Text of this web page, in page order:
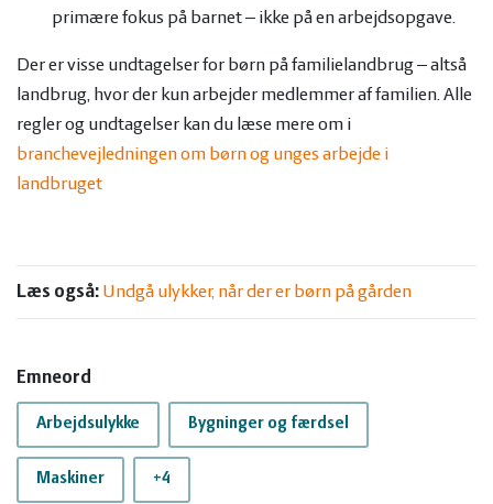
primære fokus på barnet – ikke på en arbejdsopgave.
Der er visse undtagelser for børn på familielandbrug – altså
landbrug, hvor der kun arbejder medlemmer af familien. Alle
regler og undtagelser kan du læse mere om i
branchevejledningen om børn og unges arbejde i
landbruget
Læs også: Undgå ulykker, når der er børn på gården
Emneord
Arbejdsulykke Bygninger og færdsel
Maskiner +4